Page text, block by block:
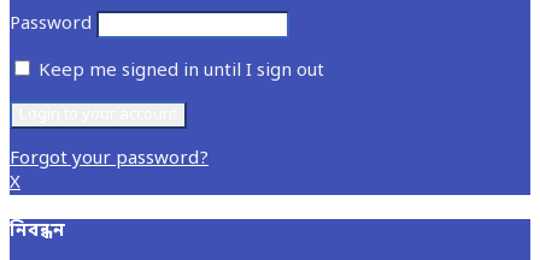
Password
Keep me signed in until I sign out
Forgot your password?
X
নিবন্ধন